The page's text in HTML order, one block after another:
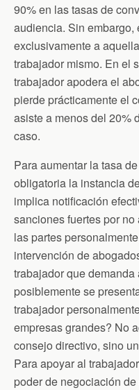
90% en las tasas de
audiencia. Sin embargo,
exclusivamente a
trabajador mismo. En el
trabajador apodera el
pierde prácticamente el
asiste a menos del 20%
caso.
Para aumentar la tasa
obligatoria la instancia
implica notificación
sanciones fuertes por
las partes
intervención de
trabajador que
posiblemente se
trabajador
empresas grandes? No
consejo directivo, sino
Para apoyar al
poder de negociación